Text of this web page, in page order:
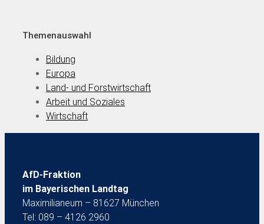
Themenauswahl
Bildung
Europa
Land- und Forstwirtschaft
Arbeit und Soziales
Wirtschaft
AfD-Fraktion
im Bayerischen Landtag
Maximilianeum – 81627 München
Tel: 089 – 4126 2960